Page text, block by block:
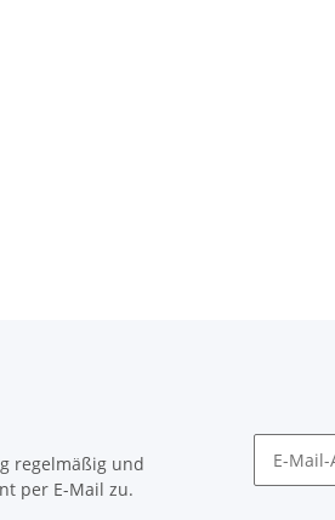
regelmäßig und
per E-Mail zu.